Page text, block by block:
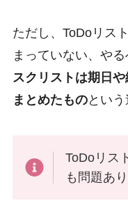
ただし、ToDoリス
まっていない、や
スクリストは期日
まとめたものという
ToDoリス
も問題あ